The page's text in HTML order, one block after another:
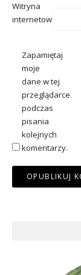
Witryna
internetowa
Zapamiętaj
moje
dane w tej
przeglądarce
podczas
pisania
kolejnych
komentarzy.